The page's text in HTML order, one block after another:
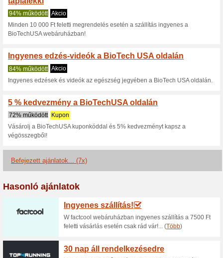
akcióban lévő kiválasztott
Akció a női
100% működött Akcio
A Biotechusa.hu
akcióban lévő kiválasztott
BioTech USA -
100% működött